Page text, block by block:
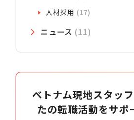
人材採用 (17)
ニュース (11)
ベトナム現地スタッ
たの転職活動をサポ